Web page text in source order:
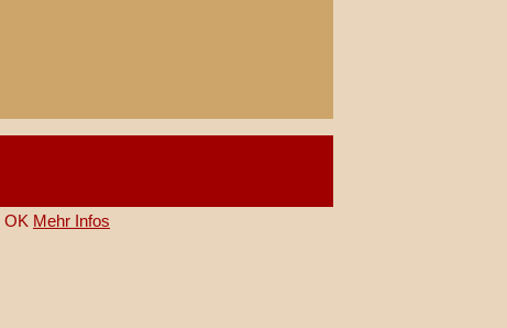
OK Mehr Infos